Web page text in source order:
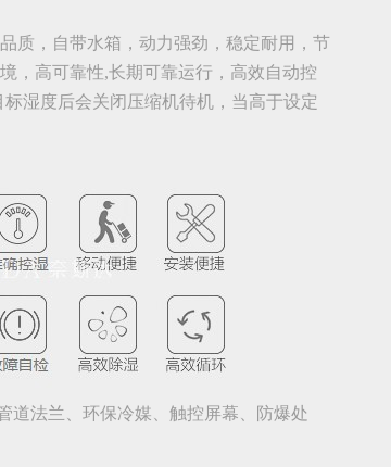
质，自带水箱，动力强劲，稳定耐用，节
，高可靠性,长期可靠运行，高效自动控
湿度后会关闭压缩机待机，当高于设定
道法兰、环保冷媒、触控屏幕、防爆处